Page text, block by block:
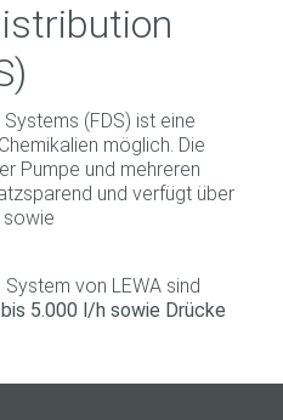
(FDS) ist eine
möglich. Die
Pumpe und mehreren
und verfügt über
sowie
von LEWA sind
5.000 l/h sowie Drücke